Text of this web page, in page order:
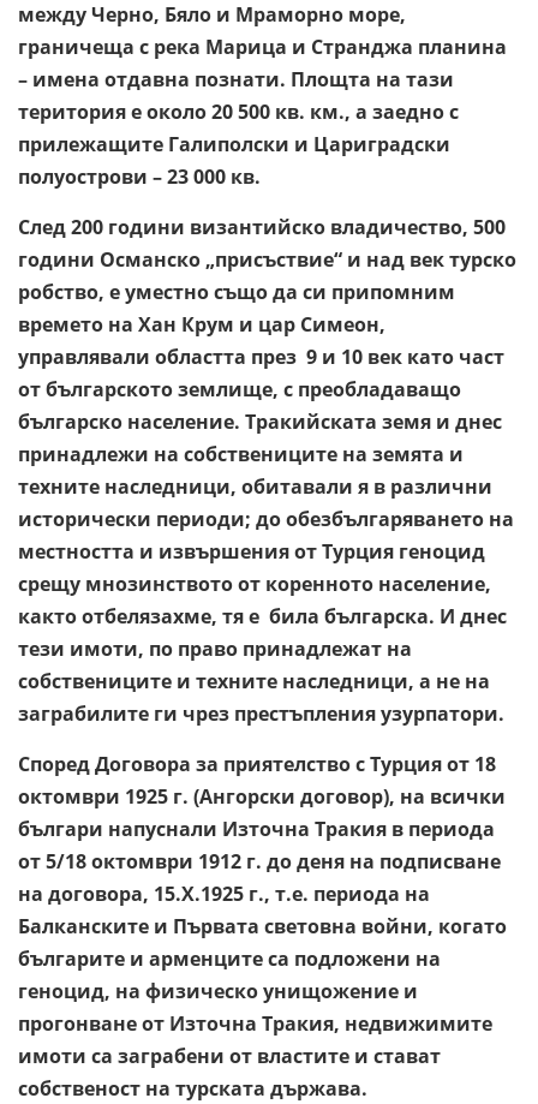
между Черно, Бяло и Мраморно море,
граничеща с река Марица и Странджа планина
– имена отдавна познати. Площта на тази
територия е около 20 500 кв. км., а заедно с
прилежащите Галиполски и Цариградски
полуострови – 23 000 кв.
След 200 години византийско владичество, 500
години Османско „присъствие“ и над век турско
робство, е уместно също да си припомним
времето на Хан Крум и цар Симеон,
управлявали областта през 9 и 10 век като част
от българското землище, с преобладаващо
българско население. Тракийската земя и днес
принадлежи на собствениците на земята и
техните наследници, обитавали я в различни
исторически периоди; до обезбългаряването на
местността и извършения от Турция геноцид
срещу мнозинството от коренното население,
както отбелязахме, тя е била българска. И днес
тези имоти, по право принадлежат на
собствениците и техните наследници, а не на
заграбилите ги чрез престъпления узурпатори.
Според Договора за приятелство с Турция от 18
октомври 1925 г. (Ангорски договор), на всички
българи напуснали Източна Тракия в периода
от 5/18 октомври 1912 г. до деня на подписване
на договора, 15.X.1925 г., т.е. периода на
Балканските и Първата световна войни, когато
българите и арменците са подложени на
геноцид, на физическо унищожение и
прогонване от Източна Тракия, недвижимите
имоти са заграбени от властите и стават
собственост на турската държава.